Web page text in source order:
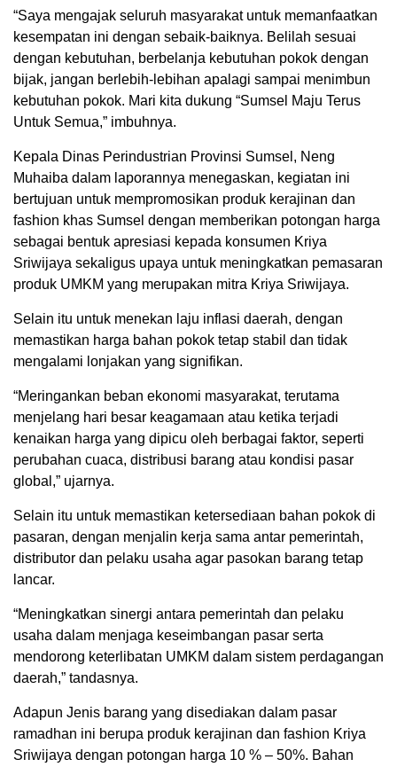
“Saya mengajak seluruh masyarakat untuk memanfaatkan
kesempatan ini dengan sebaik-baiknya. Belilah sesuai
dengan kebutuhan, berbelanja kebutuhan pokok dengan
bijak, jangan berlebih-lebihan apalagi sampai menimbun
kebutuhan pokok. Mari kita dukung “Sumsel Maju Terus
Untuk Semua,” imbuhnya.
Kepala Dinas Perindustrian Provinsi Sumsel, Neng
Muhaiba dalam laporannya menegaskan, kegiatan ini
bertujuan untuk mempromosikan produk kerajinan dan
fashion khas Sumsel dengan memberikan potongan harga
sebagai bentuk apresiasi kepada konsumen Kriya
Sriwijaya sekaligus upaya untuk meningkatkan pemasaran
produk UMKM yang merupakan mitra Kriya Sriwijaya.
Selain itu untuk menekan laju inflasi daerah, dengan
memastikan harga bahan pokok tetap stabil dan tidak
mengalami lonjakan yang signifikan.
“Meringankan beban ekonomi masyarakat, terutama
menjelang hari besar keagamaan atau ketika terjadi
kenaikan harga yang dipicu oleh berbagai faktor, seperti
perubahan cuaca, distribusi barang atau kondisi pasar
global,” ujarnya.
Selain itu untuk memastikan ketersediaan bahan pokok di
pasaran, dengan menjalin kerja sama antar pemerintah,
distributor dan pelaku usaha agar pasokan barang tetap
lancar.
“Meningkatkan sinergi antara pemerintah dan pelaku
usaha dalam menjaga keseimbangan pasar serta
mendorong keterlibatan UMKM dalam sistem perdagangan
daerah,” tandasnya.
Adapun Jenis barang yang disediakan dalam pasar
ramadhan ini berupa produk kerajinan dan fashion Kriya
Sriwijaya dengan potongan harga 10 % – 50%. Bahan